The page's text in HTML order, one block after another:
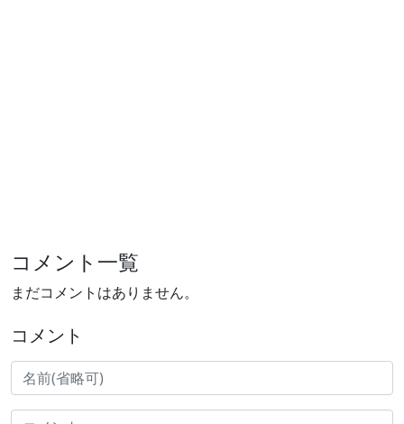
コメント一覧
まだコメントはありません。
コメント